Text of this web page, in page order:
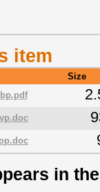
item
Size
in